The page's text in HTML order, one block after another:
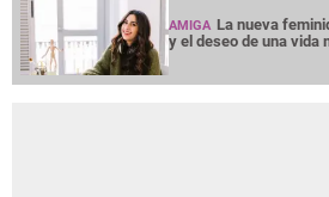
AMIGA La nueva
y el deseo de una vida